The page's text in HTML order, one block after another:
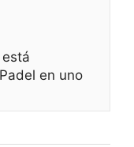
en uno